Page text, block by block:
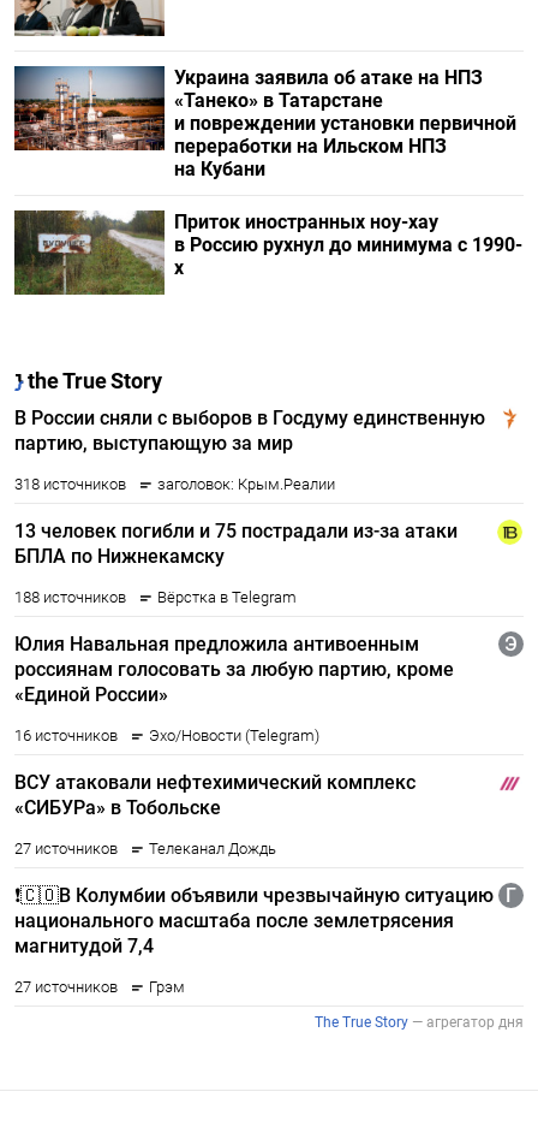
Украина заявила об атаке на НПЗ
«Танеко» в Татарстане
и повреждении установки первичной
переработки на Ильском НПЗ
на Кубани
Приток иностранных ноу-хау
в Россию рухнул до минимума с 1990-
х